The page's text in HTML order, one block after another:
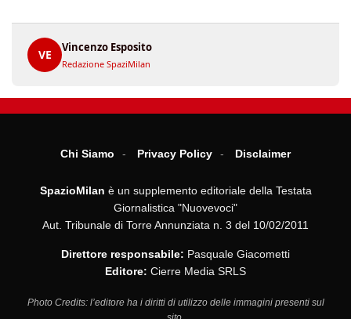
VE
Vincenzo Esposito
Redazione SpaziMilan
Chi Siamo Privacy Policy Disclaimer
SpazioMilan è un supplemento editoriale della Testata
Giornalistica "Nuovevoci"
Aut. Tribunale di Torre Annunziata n. 3 del 10/02/2011
Direttore responsabile: Pasquale Giacometti
Editore: Cierre Media SRLS
Photo Credits: l’editore ha i diritti di utilizzo delle immagini presenti sul